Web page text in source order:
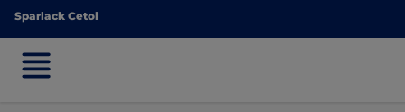
Sparlack Cetol
Sparlack Cetol